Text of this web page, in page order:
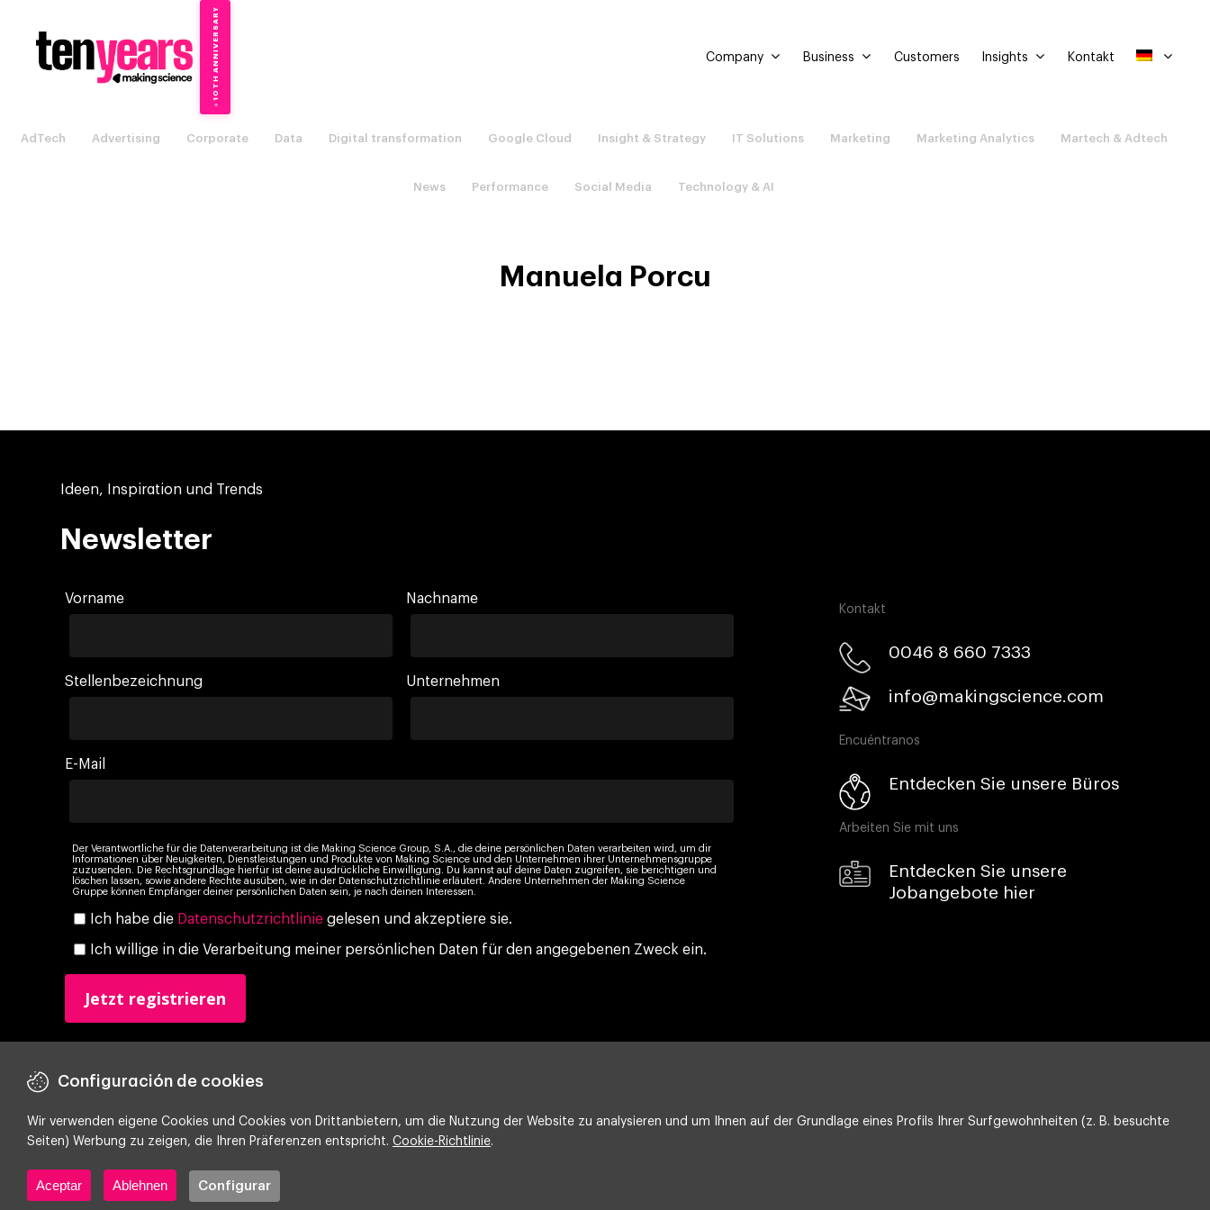
✦
10TH ANNIVERSARY Company Business Customers Insights Kontakt
AdTech Advertising Corporate Data Digital transformation Google Cloud Insight & Strategy IT Solutions Marketing Marketing Analytics Martech & Adtech
News Performance Social Media Technology & AI
Manuela Porcu
Ideen, Inspiration und Trends
Newsletter
Vorname Nachname
Stellenbezeichnung Unternehmen
E-Mail
Der Verantwortliche für die Datenverarbeitung ist die Making Science Group, S.A., die deine persönlichen Daten verarbeiten wird, um dir
Informationen über Neuigkeiten, Dienstleistungen und Produkte von Making Science und den Unternehmen ihrer Unternehmensgruppe
zuzusenden. Die Rechtsgrundlage hierfür ist deine ausdrückliche Einwilligung. Du kannst auf deine Daten zugreifen, sie berichtigen und
löschen lassen, sowie andere Rechte ausüben, wie in der Datenschutzrichtlinie erläutert. Andere Unternehmen der Making Science
Gruppe können Empfänger deiner persönlichen Daten sein, je nach deinen Interessen.
Ich habe die Datenschutzrichtlinie gelesen und akzeptiere sie.
Ich willige in die Verarbeitung meiner persönlichen Daten für den angegebenen Zweck ein.
Kontakt
0046 8 660 7333​
info@makingscience.com
Encuéntranos
Entdecken Sie unsere Büros
Arbeiten Sie mit uns
Entdecken Sie unsere
Jobangebote hier
Configuración de cookies
Wir verwenden eigene Cookies und Cookies von Drittanbietern, um die Nutzung der Website zu analysieren und um Ihnen auf der Grundlage eines Profils Ihrer Surfgewohnheiten (z. B. besuchte
Seiten) Werbung zu zeigen, die Ihren Präferenzen entspricht. Cookie-Richtlinie.
Aceptar Ablehnen Configurar